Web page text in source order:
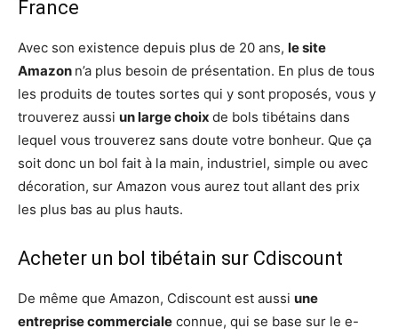
France
Avec son existence depuis plus de 20 ans, le site
Amazon n’a plus besoin de présentation. En plus de tous
les produits de toutes sortes qui y sont proposés, vous y
trouverez aussi un large choix de bols tibétains dans
lequel vous trouverez sans doute votre bonheur. Que ça
soit donc un bol fait à la main, industriel, simple ou avec
décoration, sur Amazon vous aurez tout allant des prix
les plus bas au plus hauts.
Acheter un bol tibétain sur Cdiscount
De même que Amazon, Cdiscount est aussi une
entreprise commerciale connue, qui se base sur le e-